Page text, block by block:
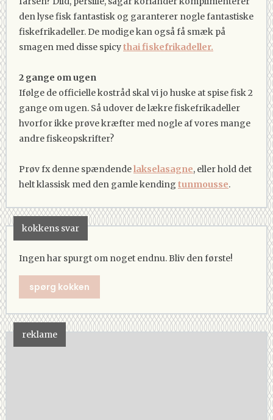
den lyse fisk fantastisk og garanterer nogle fantastiske
fiskefrikadeller. De modige kan også få smæk på
smagen med disse spicythai fiskefrikadeller.
2 gange om ugen
Ifølge de officielle kostråd skal vi jo huske at spise fisk 2
gange om ugen. Så udover de lækre fiskefrikadeller
hvorfor ikke prøve kræfter med nogle af vores mange
andre fiskeopskrifter?
Prøv fx denne spændendelakselasagne, eller hold det
helt klassisk med den gamle kending tunmousse.
kokkens svar
Ingen har spurgt om noget endnu. Bliv den første!
spørg kokken
reklame